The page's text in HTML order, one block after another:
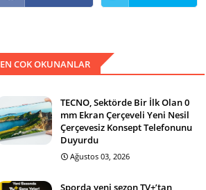
EN COK OKUNANLAR
TECNO, Sektörde Bir İlk Olan 0
mm Ekran Çerçeveli Yeni Nesil
Çerçevesiz Konsept Telefonunu
Duyurdu
Ağustos 03, 2026
Sporda yeni sezon TV+’tan